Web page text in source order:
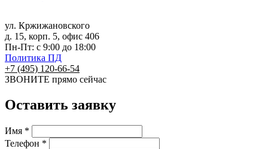
ул. Кржижановского
д. 15, корп. 5, офис 406
Пн-Пт: с 9:00 до 18:00
Политика ПД
+7 (495) 120-66-54
ЗВОНИТЕ прямо сейчас
Оставить заявку
Имя *
Телефон *